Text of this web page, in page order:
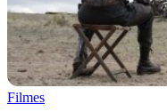
Filmes